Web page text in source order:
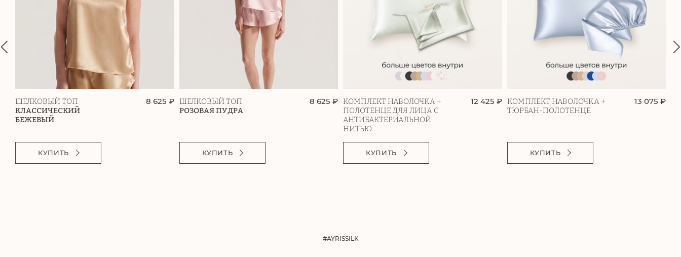
ШЕЛКОВЫЙ ТОП
КЛАССИЧЕСКИЙ
БЕЖЕВЫЙ
8 625 ₽
КУПИТЬ
ШЕЛКОВЫЙ ТОП
РОЗОВАЯ ПУДРА
8 625 ₽
КУПИТЬ
КОМПЛЕКТ НАВОЛОЧКА +
ПОЛОТЕНЦЕ ДЛЯ ЛИЦА С
АНТИБАКТЕРИАЛЬНОЙ
НИТЬЮ
12 425 ₽
КУПИТЬ
КОМПЛЕКТ НАВОЛОЧКА +
ТЮРБАН-ПОЛОТЕНЦЕ
13 075 ₽
КУПИТЬ
#AYRISSILK